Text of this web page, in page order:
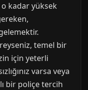
kadar yüksek
temel bir
için yeterli
varsa veya
bir poliçe tercih